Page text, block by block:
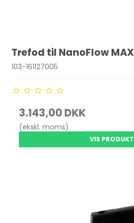
Trefod til NanoFlow MAX
103-161127005
3.143,00 DKK
(ekskl. moms)
VIS PRODUKT